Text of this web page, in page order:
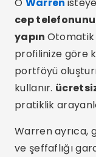
cep
yapın Otomatik
profilinize göre
portföyü
kullanır.
pratiklik
Warren ayrıca,
ve şeffaflığı